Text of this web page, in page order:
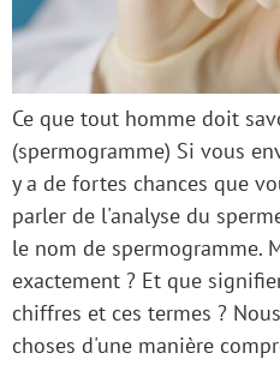
Ce que tout homme doit
(spermogramme) Si vous
y a de fortes chances que
parler de l'analyse du
le nom de spermogramme.
exactement ? Et que
chiffres et ces termes ?
choses d'une manière